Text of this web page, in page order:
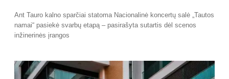
Ant Tauro kalno sparčiai statoma Nacionalinė koncertų salė „Tautos
namai“ pasiekė svarbų etapą – pasirašyta sutartis dėl scenos
inžinerinės įrangos